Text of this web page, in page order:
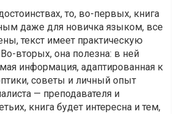
то, во-первых, книга
даже для новичка языком, все
текст имеет практическую
вторых, она полезна: в ней
информация, адаптированная к
советы и личный опыт
— преподавателя и
книга будет интересна и тем,